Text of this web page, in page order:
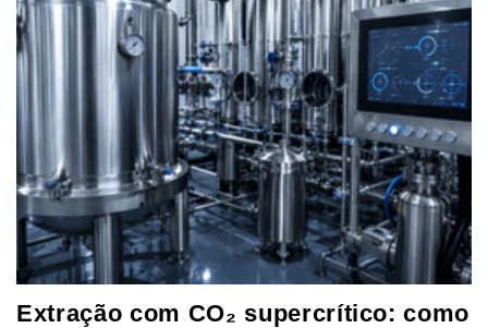
Extração com CO₂ supercrítico: como